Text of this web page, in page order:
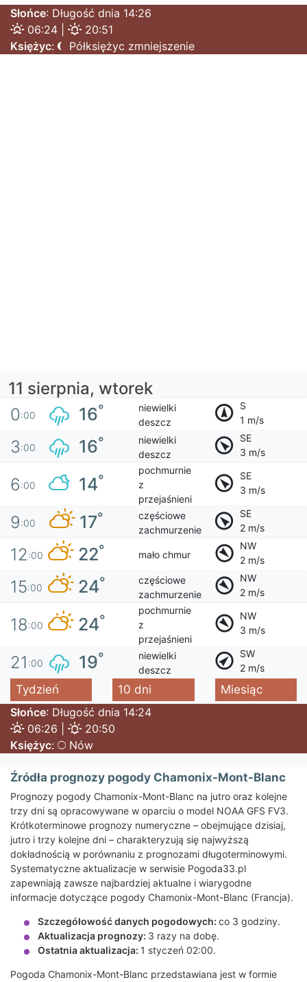
Słońce: Długość dnia 14:26
06:24 |
20:51
Księżyc: Półksiężyc zmniejszenie
11 sierpnia, wtorek
0:00 16°
niewielki
deszcz
S
1 m/s
3:00 16°
niewielki
deszcz
SE
3 m/s
6:00 14°
pochmurnie
z
przejaśnieni
SE
3 m/s
9:00 17°
częściowe
zachmurzenie
SE
2 m/s
12:00 22° mało chmur
NW
2 m/s
15:00 24°
częściowe
zachmurzenie
NW
2 m/s
18:00 24°
pochmurnie
z
przejaśnieni
NW
3 m/s
21 :00 19°
niewielki
deszcz
SW
2 m/s
Tydzień 10 dni
Miesiąc
Słońce: Długość dnia 14:24
06:26 |
20:50
Księżyc: Nów
Źródła prognozy pogody Chamonix-Mont-Blanc
Prognozy pogody Chamonix-Mont-Blanc na jutro oraz kolejne
trzy dni są opracowywane w oparciu o model NOAA GFS FV3.
Krótkoterminowe prognozy numeryczne – obejmujące dzisiaj,
jutro i trzy kolejne dni – charakteryzują się najwyższą
dokładnością w porównaniu z prognozami długoterminowymi.
Systematyczne aktualizacje w serwisie Pogoda33.pl
zapewniają zawsze najbardziej aktualne i wiarygodne
informacje dotyczące pogody Chamonix-Mont-Blanc (Francja).
Szczegółowość danych pogodowych: co 3 godziny.
Aktualizacja prognozy: 3 razy na dobę.
Ostatnia aktualizacja: 1 styczeń 02:00.
Pogoda Chamonix-Mont-Blanc przedstawiana jest w formie